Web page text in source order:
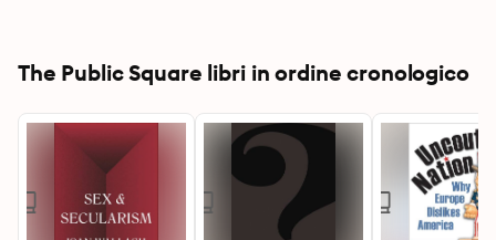
The Public Square libri in ordine cronologico